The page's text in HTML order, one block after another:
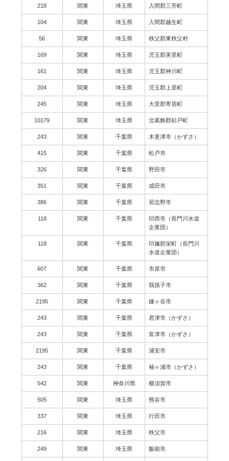
218 関東 埼玉県 入間郡三芳町
104 関東 埼玉県 入間郡越生町
56 関東 埼玉県 秩父郡東秩父村
169 関東 埼玉県 児玉郡美里町
161 関東 埼玉県 児玉郡神川町
204 関東 埼玉県 児玉郡上里町
245 関東 埼玉県 大里郡寄居町
10179 関東 埼玉県 北葛飾郡杉戸町
243 関東 千葉県 木更津市（かずさ）
415 関東 千葉県 松戸市
326 関東 千葉県 野田市
351 関東 千葉県 成田市
386 関東 千葉県 習志野市
118 関東 千葉県
印西市（長門川水道
企業団）
118 関東 千葉県
印旛郡栄町（長門川
水道企業団）
607 関東 千葉県 市原市
362 関東 千葉県 我孫子市
2195 関東 千葉県 鎌ヶ谷市
243 関東 千葉県 君津市（かずさ）
243 関東 千葉県 富津市（かずさ）
2195 関東 千葉県 浦安市
243 関東 千葉県 袖ヶ浦市（かずさ）
542 関東 神奈川県 横須賀市
505 関東 埼玉県 熊谷市
337 関東 埼玉県 行田市
216 関東 埼玉県 秩父市
249 関東 埼玉県 飯能市